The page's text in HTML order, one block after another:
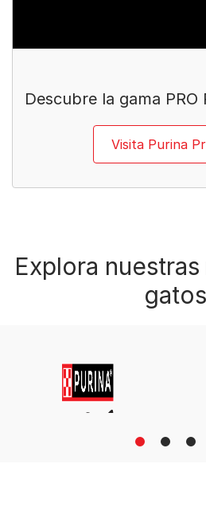
Descubre la gama
Visita Purina
Explora
1 2 3